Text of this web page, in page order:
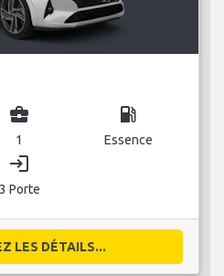
business_center
1
local_gas_station
Essence
login
3 Porte
LES DÉTAILS...